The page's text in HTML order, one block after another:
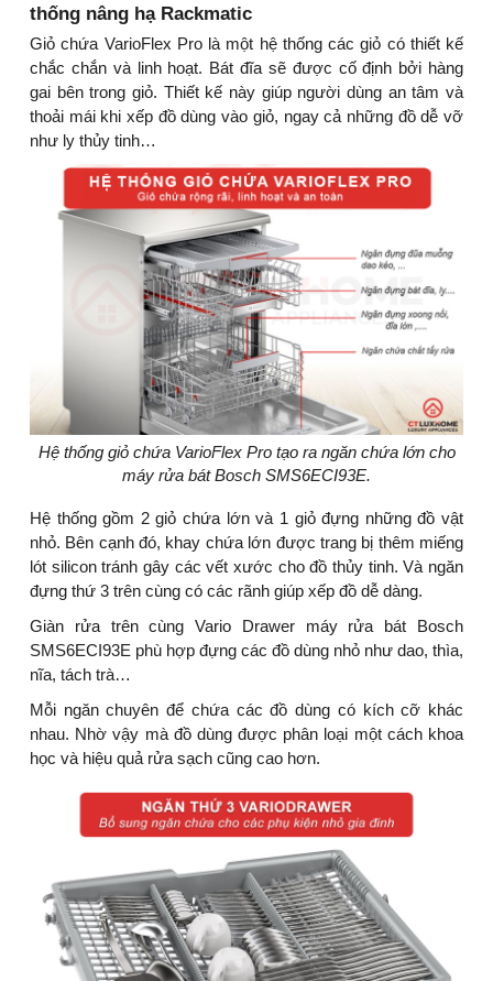
thống nâng hạ Rackmatic
Giỏ chứa VarioFlex Pro là một hệ thống các giỏ có thiết kế
chắc chắn và linh hoạt. Bát đĩa sẽ được cố định bởi hàng
gai bên trong giỏ. Thiết kế này giúp người dùng an tâm và
thoải mái khi xếp đồ dùng vào giỏ, ngay cả những đồ dễ vỡ
như ly thủy tinh…
Hệ thống giỏ chứa VarioFlex Pro tạo ra ngăn chứa lớn cho
máy rửa bát Bosch SMS6ECI93E.
Hệ thống gồm 2 giỏ chứa lớn và 1 giỏ đựng những đồ vật
nhỏ. Bên cạnh đó, khay chứa lớn được trang bị thêm miếng
lót silicon tránh gây các vết xước cho đồ thủy tinh. Và ngăn
đựng thứ 3 trên cùng có các rãnh giúp xếp đồ dễ dàng.
Giàn rửa trên cùng Vario Drawer máy rửa bát Bosch
SMS6ECI93E phù hợp đựng các đồ dùng nhỏ như dao, thìa,
nĩa, tách trà…
Mỗi ngăn chuyên để chứa các đồ dùng có kích cỡ khác
nhau. Nhờ vậy mà đồ dùng được phân loại một cách khoa
học và hiệu quả rửa sạch cũng cao hơn.